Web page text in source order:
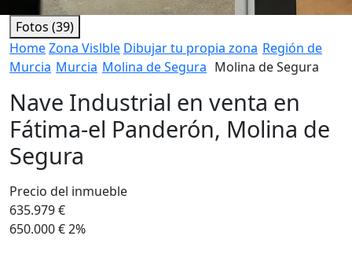
Fotos (39)
HomeZona Vislble Dibujar tu propia zona Región de
Murcia Murcia Molina de Segura Molina de Segura
Nave Industrial en venta en
Fátima-el Panderón, Molina de
Segura
Precio del inmueble
635.979 €
650.000 €2%